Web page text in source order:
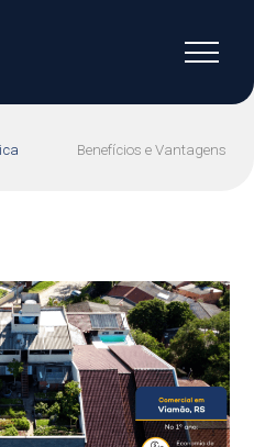
Benefícios e Vantagens